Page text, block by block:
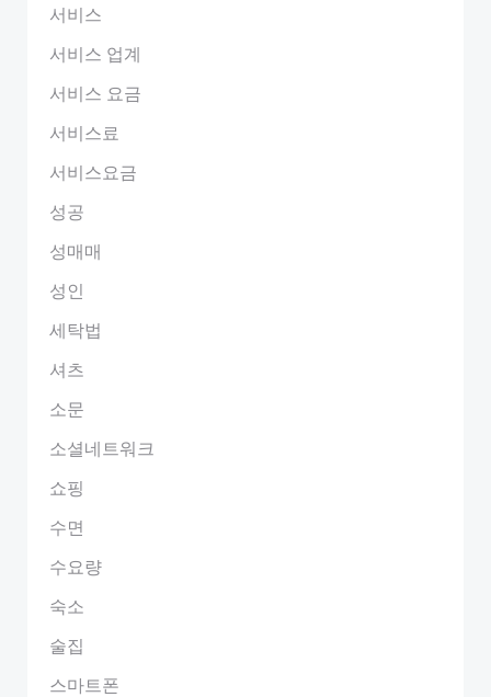
서비스
서비스 업계
서비스 요금
서비스료
서비스요금
성공
성매매
성인
세탁법
셔츠
소문
소셜네트워크
쇼핑
수면
수요량
숙소
술집
스마트폰